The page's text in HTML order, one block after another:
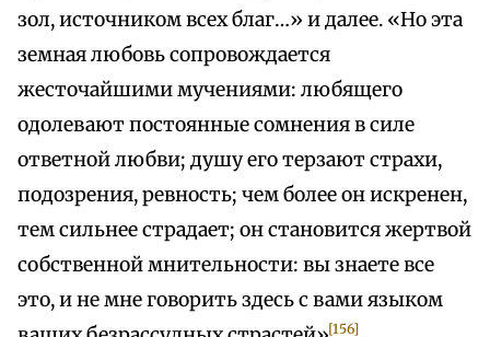
зол, источником всех благ…» и далее. «Но эта
земная любовь сопровождается
жесточайшими мучениями: любящего
одолевают постоянные сомнения в силе
ответной любви; душу его терзают страхи,
подозрения, ревность; чем более он искренен,
тем сильнее страдает; он становится жертвой
собственной мнительности: вы знаете все
это, и не мне говорить здесь с вами языком
[156]